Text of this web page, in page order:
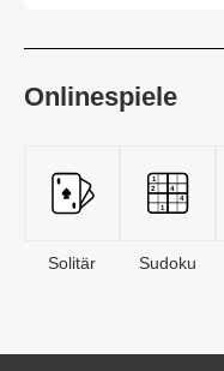
Onlinespiele
Solitär Sudoku